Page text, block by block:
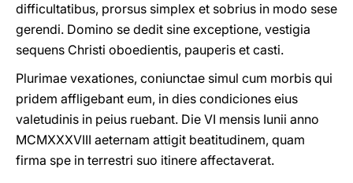
difficultatibus, prorsus simplex et sobrius in modo sese
gerendi. Domino se dedit sine exceptione, vestigia
sequens Christi oboedientis, pauperis et casti.
Plurimae vexationes, coniunctae simul cum morbis qui
pridem affligebant eum, in dies condiciones eius
valetudinis in peius ruebant. Die VI mensis Iunii anno
MCMXXXVIII aeternam attigit beatitudinem, quam
firma spe in terrestri suo itinere affectaverat.